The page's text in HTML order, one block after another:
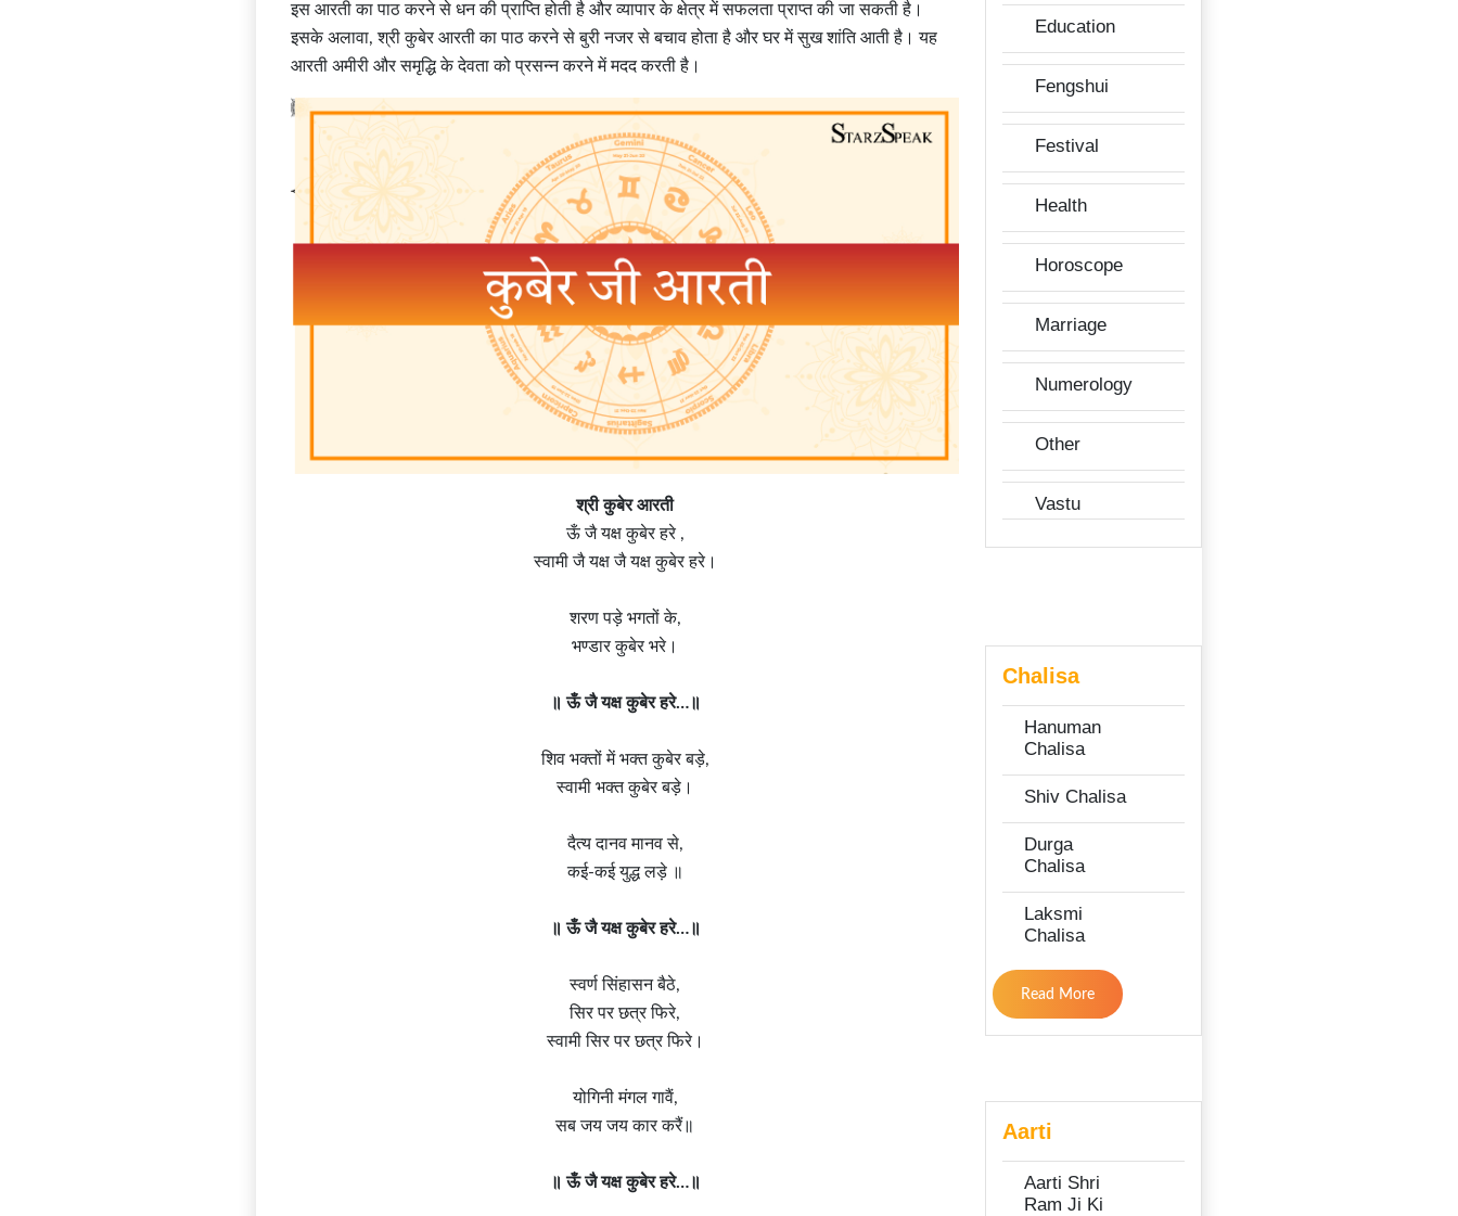
इस आरती का पाठ करने से धन की प्राप्ति होती है और व्यापार के क्षेत्र में सफलता प्राप्त की जा सकती है।
इसके अलावा, श्री कुबेर आरती का पाठ करने से बुरी नजर से बचाव होता है और घर में सुख शांति आती है। यह
आरती अमीरी और समृद्धि के देवता को प्रसन्न करने में मदद करती है।
श्री कुबेर आरती
ऊँ जै यक्ष कुबेर हरे ,
स्वामी जै यक्ष जै यक्ष कुबेर हरे।
शरण पड़े भगतों के,
भण्डार कुबेर भरे।
॥ ऊँ जै यक्ष कुबेर हरे…॥
शिव भक्तों में भक्त कुबेर बड़े,
स्वामी भक्त कुबेर बड़े।
दैत्य दानव मानव से,
कई-कई युद्ध लड़े ॥
॥ ऊँ जै यक्ष कुबेर हरे…॥
स्वर्ण सिंहासन बैठे,
सिर पर छत्र फिरे,
स्वामी सिर पर छत्र फिरे।
योगिनी मंगल गावैं,
सब जय जय कार करैं॥
॥ ऊँ जै यक्ष कुबेर हरे…॥
Education
Fengshui
Festival
Health
Horoscope
Marriage
Numerology
Other
Vastu
Chalisa
Hanuman
Chalisa
Shiv Chalisa
Durga
Chalisa
Laksmi
Chalisa
Read More
Aarti
Aarti Shri
Ram Ji Ki